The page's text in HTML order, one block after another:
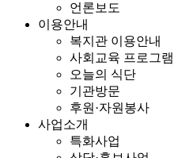
언론보도
이용안내
복지관 이용안내
사회교육 프로그램
오늘의 식단
기관방문
후원·자원봉사
사업소개
특화사업